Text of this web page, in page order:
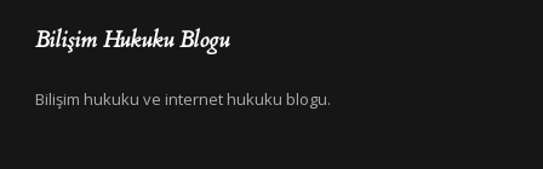
Bilişim Hukuku Blogu
Bilişim hukuku ve internet hukuku blogu.